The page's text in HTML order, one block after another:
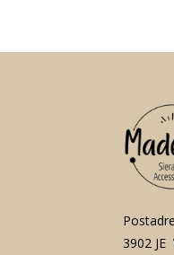
3902 JE